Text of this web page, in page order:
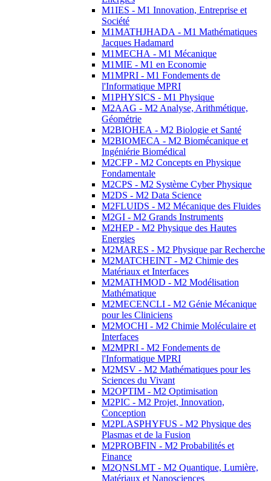
M1IES - M1 Innovation, Entreprise et
Société
M1MATHJHADA - M1 Mathématiques
Jacques Hadamard
M1MECHA - M1 Mécanique
M1MIE - M1 en Economie
M1MPRI - M1 Fondements de
l'Informatique MPRI
M1PHYSICS - M1 Physique
M2AAG - M2 Analyse, Arithmétique,
Géométrie
M2BIOHEA - M2 Biologie et Santé
M2BIOMECA - M2 Biomécanique et
Ingéniérie Biomédical
M2CFP - M2 Concepts en Physique
Fondamentale
M2CPS - M2 Système Cyber Physique
M2DS - M2 Data Science
M2FLUIDS - M2 Mécanique des Fluides
M2GI - M2 Grands Instruments
M2HEP - M2 Physique des Hautes
Energies
M2MARES - M2 Physique par Recherche
M2MATCHEINT - M2 Chimie des
Matériaux et Interfaces
M2MATHMOD - M2 Modélisation
Mathématique
M2MECENCLI - M2 Génie Mécanique
pour les Cliniciens
M2MOCHI - M2 Chimie Moléculaire et
Interfaces
M2MPRI - M2 Fondements de
l'Informatique MPRI
M2MSV - M2 Mathématiques pour les
Sciences du Vivant
M2OPTIM - M2 Optimisation
M2PIC - M2 Projet, Innovation,
Conception
M2PLASPHYFUS - M2 Physique des
Plasmas et de la Fusion
M2PROBFIN - M2 Probabilités et
Finance
M2QNSLMT - M2 Quantique, Lumière,
Matériaux et Nanosciences